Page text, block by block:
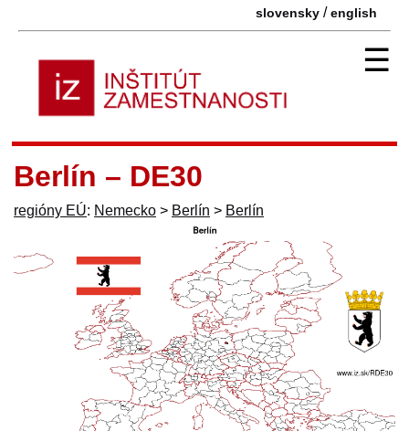
slovensky /english
☰
Berlín – DE30
regióny EÚ: Nemecko > Berlín > Berlín